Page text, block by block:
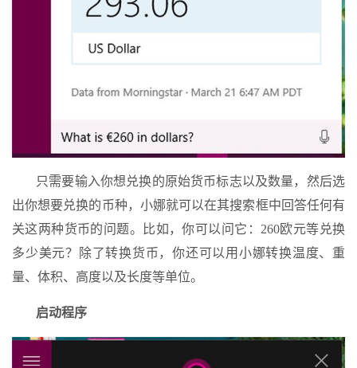
只需要输入你想兑换的原始货币标志以及数量，然后选
出你想要兑换的币种，小娜就可以在其搜索框中回答任何有
关这两种货币的问题。比如，你可以问它：260欧元等兑换
多少美元？除了转换货币，你还可以用小娜转换温度、重
量、体积、高度以及长度等单位。
启动程序